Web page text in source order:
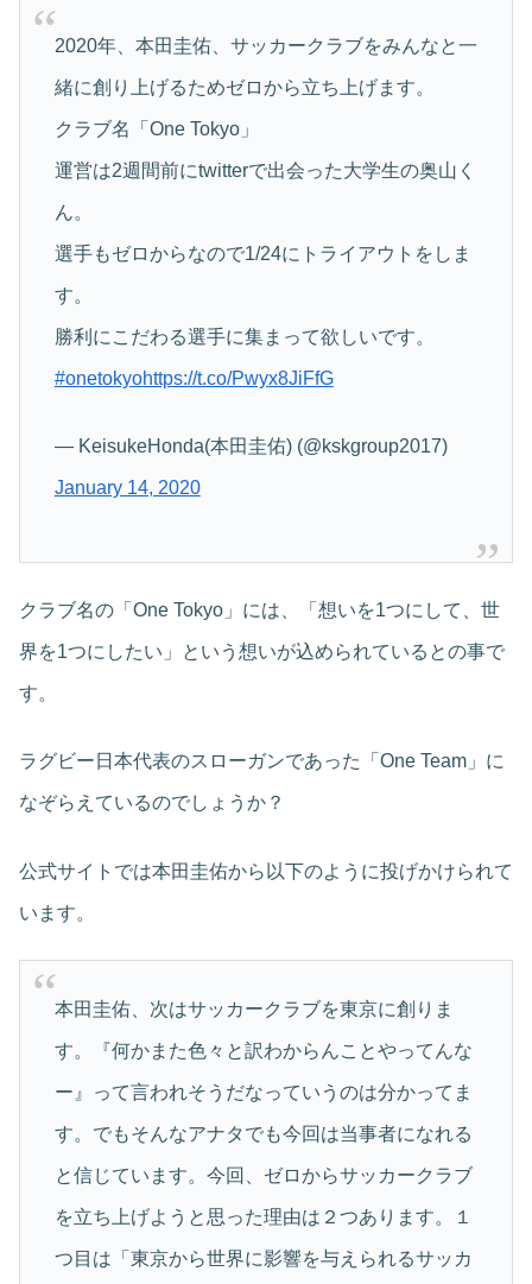
2020年、本田圭佑、サッカークラブをみんなと一
緒に創り上げるためゼロから立ち上げます。
クラブ名「One Tokyo」
運営は2週間前にtwitterで出会った大学生の奥山く
ん。
選手もゼロからなので1/24にトライアウトをしま
す。
勝利にこだわる選手に集まって欲しいです。
#onetokyohttps://t.co/Pwyx8JiFfG
— KeisukeHonda(本田圭佑) (@kskgroup2017)
January 14, 2020
クラブ名の「One Tokyo」には、「想いを1つにして、世
界を1つにしたい」という想いが込められているとの事で
す。
ラグビー日本代表のスローガンであった「One Team」に
なぞらえているのでしょうか？
公式サイトでは本田圭佑から以下のように投げかけられて
います。
本田圭佑、次はサッカークラブを東京に創りま
す。『何かまた色々と訳わからんことやってんな
ー』って言われそうだなっていうのは分かってま
す。でもそんなアナタでも今回は当事者になれる
と信じています。今回、ゼロからサッカークラブ
を立ち上げようと思った理由は２つあります。１
つ目は「東京から世界に影響を与えられるサッカ